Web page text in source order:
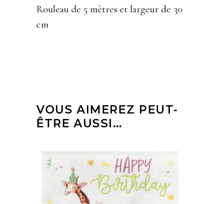
Rouleau de 5 mètres et largeur de 30
cm
VOUS AIMEREZ PEUT-
ÊTRE AUSSI…